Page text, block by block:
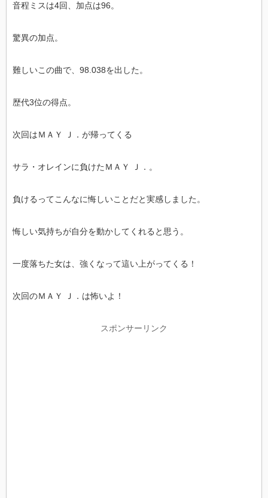
音程ミスは4回、加点は96。
驚異の加点。
難しいこの曲で、98.038を出した。
歴代3位の得点。
次回はＭＡＹ Ｊ．が帰ってくる
サラ・オレインに負けたＭＡＹ Ｊ．。
負けるってこんなに悔しいことだと実感しました。
悔しい気持ちが自分を動かしてくれると思う。
一度落ちた女は、強くなって這い上がってくる！
次回のＭＡＹ Ｊ．は怖いよ！
スポンサーリンク